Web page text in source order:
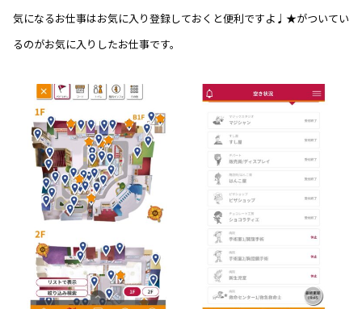
気になるお仕事はお気に入り登録しておくと便利ですよ♩★がついてい
るのがお気に入りしたお仕事です。